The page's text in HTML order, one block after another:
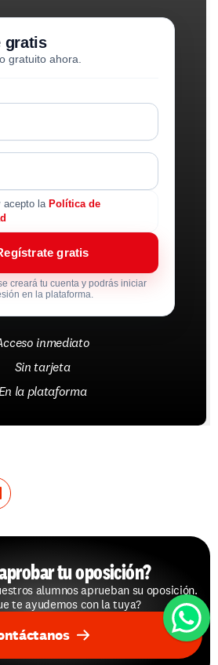
gratis
gratuito ahora.
acepto la Política de
gratis
creará tu cuenta y podrás iniciar
en la plataforma.
inmediato
Sin tarjeta
En la plataforma
tu oposición?
alumnos aprueban su oposición.
te ayudemos con la tuya?